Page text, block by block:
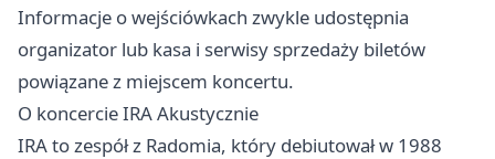
Informacje o wejściówkach zwykle udostępnia
organizator lub kasa i serwisy sprzedaży biletów
powiązane z miejscem koncertu.
O koncercie IRA Akustycznie
IRA to zespół z Radomia, który debiutował w 1988